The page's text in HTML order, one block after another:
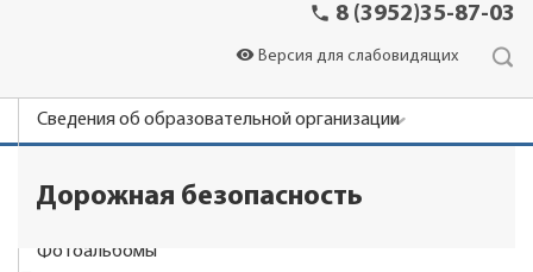
phone 8 (3952)35-87-03
visibility Версия для слабовидящих
Сведения об образовательной организации
Родителям
Фотоальбомы
Дорожная безопасность